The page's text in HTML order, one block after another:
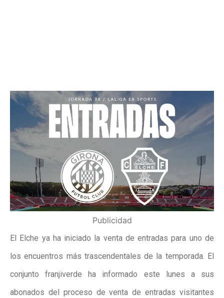
Publicidad
El Elche ya ha iniciado la venta de entradas para uno de
los encuentros más trascendentales de la temporada. El
conjunto franjiverde ha informado este lunes a sus
abonados del proceso de venta de entradas visitantes